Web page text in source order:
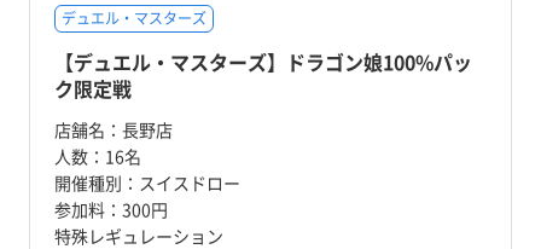
デュエル・マスターズ
【デュエル・マスターズ】ドラゴン娘100%パッ
ク限定戦
店舗名： 長野店
人数： 16名
開催種別： スイスドロー
参加料： 300円
特殊レギュレーション